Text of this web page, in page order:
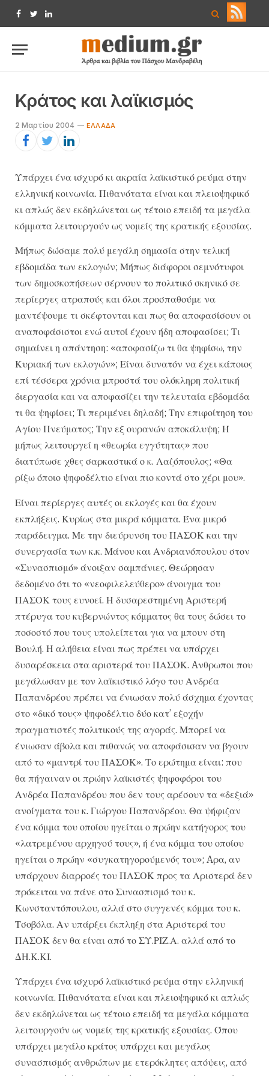
Facebook
TwitterLinkedIn
Κράτος και λαϊκισμός
2 Μαρτίου 2004 ΕΛΛΆΔΑ
Υπάρχει ένα ισχυρό κι ακραία λαϊκιστικό ρεύμα στην
ελληνική κοινωνία. Πιθανότατα είναι και πλειοψηφικό
κι απλώς δεν εκδηλώνεται ως τέτοιο επειδή τα μεγάλα
κόμματα λειτουργούν ως νομείς της κρατικής εξουσίας.
Μήπως δώσαμε πολύ μεγάλη σημασία στην τελική
εβδομάδα των εκλογών; Μήπως διάφοροι σεμνότυφοι
των δημοσκοπήσεων σέρνουν το πολιτικό σκηνικό σε
περίεργες ατραπούς και όλοι προσπαθούμε να
μαντέψουμε τι σκέφτονται και πως θα αποφασίσουν οι
αναποφάσιστοι ενώ αυτοί έχουν ήδη αποφασίσει; Τι
σημαίνει η απάντηση: «αποφασίζω τι θα ψηφίσω, την
Κυριακή των εκλογών»; Είναι δυνατόν να έχει κάποιος
επί τέσσερα χρόνια μπροστά του ολόκληρη πολιτική
διεργασία και να αποφασίζει την τελευταία εβδομάδα
τι θα ψηφίσει; Τι περιμένει δηλαδή; Την επιφοίτηση του
Αγίου Πνεύματος; Την εξ ουρανών αποκάλυψη; Ή
μήπως λειτουργεί η «θεωρία εγγύτητας» που
διατύπωσε χθες σαρκαστικά ο κ. Λαζόπουλος; «Θα
ρίξω όποιο ψηφοδέλτιο είναι πιο κοντά στο χέρι μου».
Είναι περίεργες αυτές οι εκλογές και θα έχουν
εκπλήξεις. Κυρίως στα μικρά κόμματα. Ένα μικρό
παράδειγμα. Με την διεύρυνση του ΠΑΣΟΚ και την
συνεργασία των κ.κ. Μάνου και Ανδριανόπουλου στον
«Συνασπισμό» άνοιξαν σαμπάνιες. Θεώρησαν
δεδομένο ότι το «νεοφιλελεύθερο» άνοιγμα του
ΠΑΣΟΚ τους ευνοεί. Η δυσαρεστημένη Αριστερή
πτέρυγα του κυβερνώντος κόμματος θα τους δώσει το
ποσοστό που τους υπολείπεται για να μπουν στη
Βουλή. Η αλήθεια είναι πως πρέπει να υπάρχει
δυσαρέσκεια στα αριστερά του ΠΑΣΟΚ. Aνθρωποι που
μεγάλωσαν με τον λαϊκιστικό λόγο του Ανδρέα
Παπανδρέου πρέπει να ένιωσαν πολύ άσχημα έχοντας
στο «δικό τους» ψηφοδέλτιο δύο κατ’ εξοχήν
πραγματιστές πολιτικούς της αγοράς. Μπορεί να
ένιωσαν άβολα και πιθανώς να αποφάσισαν να βγουν
από το «μαντρί του ΠΑΣΟΚ». Το ερώτημα είναι: που
θα πήγαιναν οι πρώην λαϊκιστές ψηφοφόροι του
Ανδρέα Παπανδρέου που δεν τους αρέσουν τα «δεξιά»
ανοίγματα του κ. Γιώργου Παπανδρέου. Θα ψήφιζαν
ένα κόμμα του οποίου ηγείται ο πρώην κατήγορος του
«λατρεμένου αρχηγού τους», ή ένα κόμμα του οποίου
ηγείται ο πρώην «συγκατηγορούμενός του»; Aρα, αν
υπάρχουν διαρροές του ΠΑΣΟΚ προς τα Αριστερά δεν
πρόκειται να πάνε στο Συνασπισμό του κ.
Κωνσταντόπουλου, αλλά στο συγγενές κόμμα του κ.
Τσοβόλα. Αν υπάρξει έκπληξη στα Αριστερά του
ΠΑΣΟΚ δεν θα είναι από το ΣΥ.ΡΙΖ.Α. αλλά από το
ΔΗ.Κ.ΚΙ.
Υπάρχει ένα ισχυρό λαϊκιστικό ρεύμα στην ελληνική
κοινωνία. Πιθανότατα είναι και πλειοψηφικό κι απλώς
δεν εκδηλώνεται ως τέτοιο επειδή τα μεγάλα κόμματα
λειτουργούν ως νομείς της κρατικής εξουσίας. Όπου
υπάρχει μεγάλο κράτος υπάρχει και μεγάλος
συνασπισμός ανθρώπων με ετερόκλητες απόψεις, από